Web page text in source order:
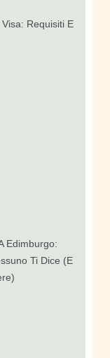
Requisiti E
Edimburgo:
Ti Dice (e